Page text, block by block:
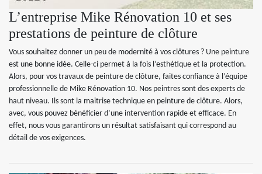
L’entreprise Mike Rénovation 10 et ses
prestations de peinture de clôture
Vous souhaitez donner un peu de modernité à vos clôtures ? Une peinture
est une bonne idée. Celle-ci permet à la fois l’esthétique et la protection.
Alors, pour vos travaux de peinture de clôture, faites confiance à l’équipe
professionnelle de Mike Rénovation 10. Nos peintres sont des experts de
haut niveau. Ils sont la maitrise technique en peinture de clôture. Alors,
avec, vous pouvez bénéficier d’une intervention rapide et efficace. En
effet, nous vous garantirons un résultat satisfaisant qui correspond au
détail de vos exigences.